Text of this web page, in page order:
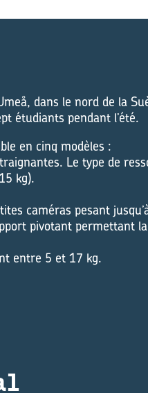
dans le nord de la
étudiants pendant l’été.
en cinq modèles :
Le type de
kg).
caméras pesant
pivotant permettant
entre 5 et 17 kg.